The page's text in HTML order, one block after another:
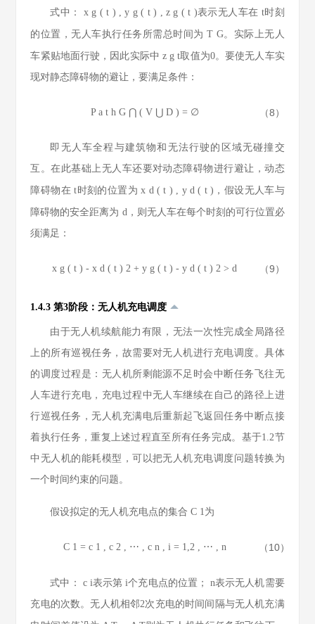
式中： x g ( t ) , y g ( t ) , z g ( t )表示无人车在 t时刻
的位置，无人车执行任务所需总时间为 T G。实际上无人
车紧贴地面行驶，因此实际中 z g t取值为0。要使无人车实
现对静态障碍物的避让，要满足条件：
P a t h G ⋂ ( V ⋃ D ) = ∅ （8）
即无人车全程与建筑物和无法行驶的区域无碰撞交
互。在此基础上无人车还要对动态障碍物进行避让，动态
障碍物在 t时刻的位置为 x d ( t ) , y d ( t ) ，假设无人车与
障碍物的安全距离为 d，则无人车在每个时刻的可行位置必
须满足：
x g ( t ) - x d ( t ) 2 + y g ( t ) - y d ( t ) 2 > d （9）
1.4.3 第3阶段：无人机充电调度
由于无人机续航能力有限，无法一次性完成全局路径
上的所有巡视任务，故需要对无人机进行充电调度。具体
的调度过程是：无人机所剩能源不足时会中断任务飞往无
人车进行充电，充电过程中无人车继续在自己的路径上进
行巡视任务，无人机充满电后重新起飞返回任务中断点接
着执行任务，重复上述过程直至所有任务完成。基于1.2节
中无人机的能耗模型，可以把无人机充电调度问题转换为
一个时间约束的问题。
假设拟定的无人机充电点的集合 C 1为
C 1 = c 1 , c 2 , ⋯ , c n , i = 1,2 , ⋯ , n （10）
式中： c i表示第 i个充电点的位置； n表示无人机需要
充电的次数。无人机相邻2次充电的时间间隔与无人机充满